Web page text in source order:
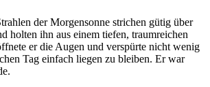
der Morgensonne strichen gütig über
holten ihn aus einem tiefen, traumreichen
er die Augen und verspürte nicht wenig
Tag einfach liegen zu bleiben. Er war